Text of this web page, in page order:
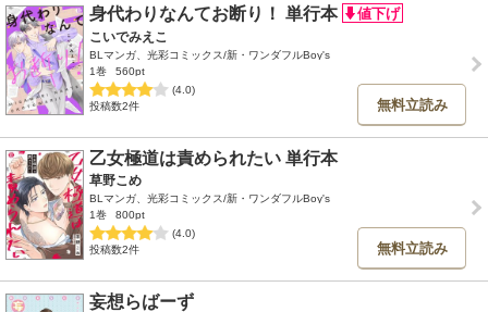
身代わりなんてお断り！ 単行本
こいでみえこ
BLマンガ、光彩コミックス/新・ワンダフルBoy's
1巻
560pt
(4.0)
投稿数2件
無料立読み
乙女極道は責められたい 単行本
草野こめ
BLマンガ、光彩コミックス/新・ワンダフルBoy's
1巻
800pt
(4.0)
投稿数2件
無料立読み
妄想らばーず